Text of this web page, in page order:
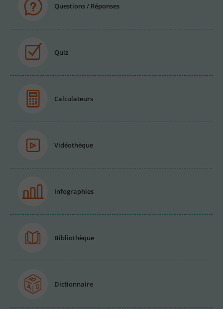
Questions / Réponses
Quiz
Calculateurs
Vidéothèque
Infographies
Bibliothèque
Dictionnaire